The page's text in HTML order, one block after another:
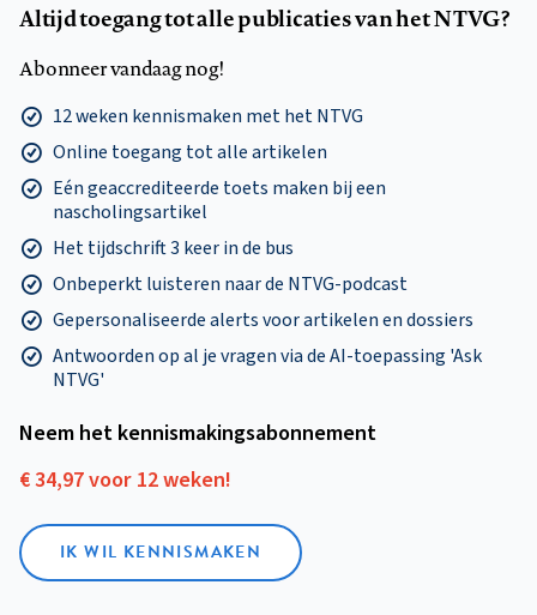
Altijd toegang tot alle publicaties van het NTVG?
Abonneer vandaag nog!
12 weken kennismaken met het NTVG
Online toegang tot alle artikelen
Eén geaccrediteerde toets maken bij een
nascholingsartikel
Het tijdschrift 3 keer in de bus
Onbeperkt luisteren naar de NTVG-podcast
Gepersonaliseerde alerts voor artikelen en dossiers
Antwoorden op al je vragen via de AI-toepassing 'Ask
NTVG'
Neem het kennismakings­abonnement
€ 34,97 voor 12 weken!
IK WIL KENNISMAKEN